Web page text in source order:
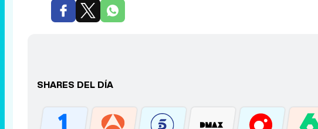
SHARES DEL DÍA